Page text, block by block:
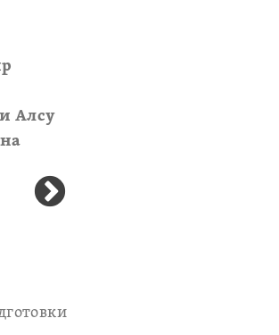
Алсу